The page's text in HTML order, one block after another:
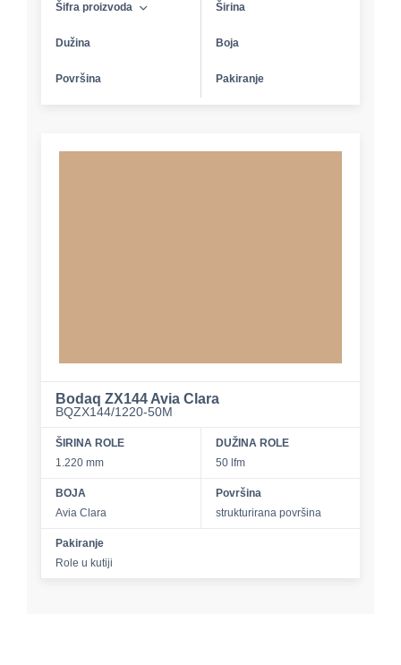
Šifra proizvoda Širina
Dužina Boja
Površina Pakiranje
Bodaq ZX144 Avia Clara
BQZX144/1220-50M
ŠIRINA ROLE
1.220 mm
DUŽINA ROLE
50 lfm
BOJA
Avia Clara
Površina
strukturirana površina
Pakiranje
Role u kutiji